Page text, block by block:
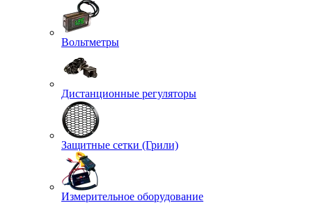
Вольтметры
Дистанционные регуляторы
Защитные сетки (Грили)
Измерительное оборудование